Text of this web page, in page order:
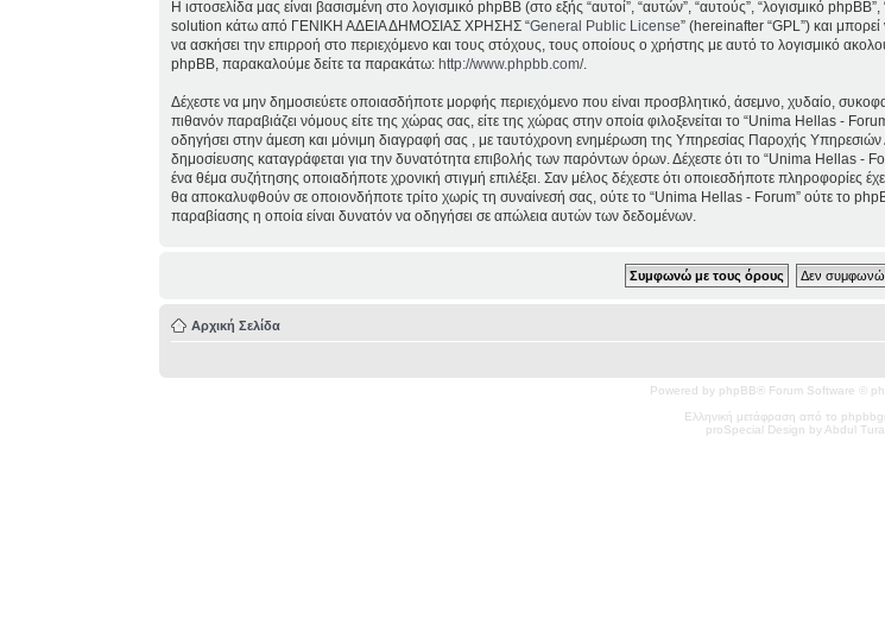
Η ιστοσελίδα μας είναι βασισμένη στο λογισμικό phpBB (στο εξής “αυτοί”, “αυτών”, “αυτούς”, “λογισμικό
solution κάτω από ΓΕΝΙΚΗ ΑΔΕΙΑ ΔΗΜΟΣΙΑΣ ΧΡΗΣΗΣ “General Public License” (hereinafter “GPL”) και
να ασκήσει την επιρροή στο περιεχόμενο και τους στόχους, τους οποίους ο χρήστης με αυτό το λογισμικό
phpBB, παρακαλούμε δείτε τα παρακάτω:http://www.phpbb.com/.
Δέχεστε να μην δημοσιεύετε οποιασδήποτε μορφής περιεχόμενο που είναι προσβλητικό, άσεμνο, χυδαίο,
πιθανόν παραβιάζει νόμους είτε της χώρας σας, είτε της χώρας στην οποία φιλοξενείται το “Unima Hellas -
οδηγήσει στην άμεση και μόνιμη διαγραφή σας , με ταυτόχρονη ενημέρωση της Υπηρεσίας Παροχής
δημοσίευσης καταγράφεται για την δυνατότητα επιβολής των παρόντων όρων. Δέχεστε ότι το “Unima Hellas -
ένα θέμα συζήτησης οποιαδήποτε χρονική στιγμή επιλέξει. Σαν μέλος δέχεστε ότι οποιεσδήποτε πληροφορίες
θα αποκαλυφθούν σε οποιονδήποτε τρίτο χωρίς τη συναίνεσή σας, ούτε το “Unima Hellas - Forum” ούτε το
παραβίασης η οποία είναι δυνατόν να οδηγήσει σε απώλεια αυτών των δεδομένων.
Αρχική Σελίδα
Powered by phpBB® Forum Software ©
Ελληνική μετάφραση από το
proSpecial Design by Abdul